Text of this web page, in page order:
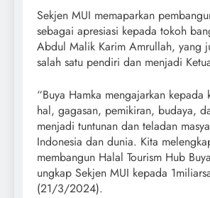
Sekjen MUI memaparkan
sebagai apresiasi kepada tokoh
Abdul Malik Karim Amrullah, yang
salah satu pendiri dan menjadi
“Buya Hamka mengajarkan kepada
hal, gagasan, pemikiran, budaya,
menjadi tuntunan dan teladan
Indonesia dan dunia. Kita
membangun Halal Tourism Hub
ungkap Sekjen MUI kepada
(21/3/2024).